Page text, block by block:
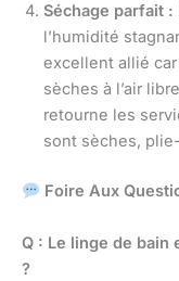
Séchage parfait :
l’humidité
excellent allié
sèches à l’air
retourne les
sont sèches,
Foire Aux
Q : Le linge de
?